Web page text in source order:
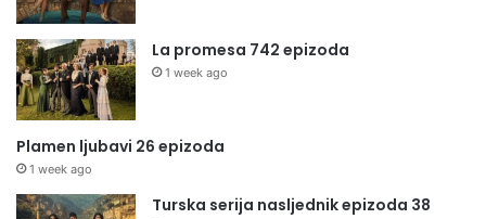
La promesa 742 epizoda
1 week ago
Plamen ljubavi 26 epizoda
1 week ago
Turska serija nasljednik epizoda 38